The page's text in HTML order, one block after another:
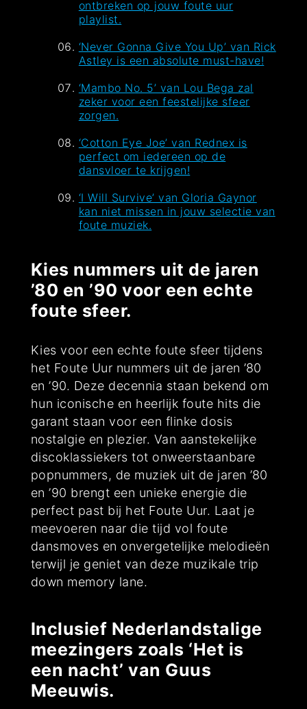
ontbreken op jouw foute uur
playlist.
‘Never Gonna Give You Up’ van Rick
Astley is een absolute must-have!
‘Mambo No. 5’ van Lou Bega zal
zeker voor een feestelijke sfeer
zorgen.
‘Cotton Eye Joe’ van Rednex is
perfect om iedereen op de
dansvloer te krijgen!
‘I Will Survive’ van Gloria Gaynor
kan niet missen in jouw selectie van
foute muziek.
Kies nummers uit de jaren
’80 en ’90 voor een echte
foute sfeer.
Kies voor een echte foute sfeer tijdens
het Foute Uur nummers uit de jaren ’80
en ’90. Deze decennia staan bekend om
hun iconische en heerlijk foute hits die
garant staan voor een flinke dosis
nostalgie en plezier. Van aanstekelijke
discoklassiekers tot onweerstaanbare
popnummers, de muziek uit de jaren ’80
en ’90 brengt een unieke energie die
perfect past bij het Foute Uur. Laat je
meevoeren naar die tijd vol foute
dansmoves en onvergetelijke melodieën
terwijl je geniet van deze muzikale trip
down memory lane.
Inclusief Nederlandstalige
meezingers zoals ‘Het is
een nacht’ van Guus
Meeuwis.